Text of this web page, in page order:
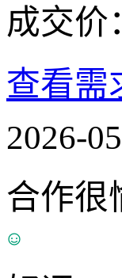
成交价
查看需
2026-
合作很